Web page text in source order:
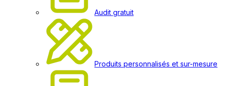
Audit gratuit
Produits personnalisés et sur-mesure